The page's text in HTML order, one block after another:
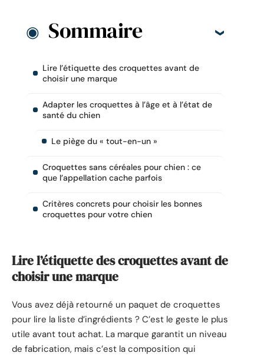
Sommaire
Lire l’étiquette des croquettes avant de
choisir une marque
Adapter les croquettes à l’âge et à l’état de
santé du chien
Le piège du « tout-en-un »
Croquettes sans céréales pour chien : ce
que l’appellation cache parfois
Critères concrets pour choisir les bonnes
croquettes pour votre chien
Lire l’étiquette des croquettes avant de
choisir une marque
Vous avez déjà retourné un paquet de croquettes
pour lire la liste d’ingrédients ? C’est le geste le plus
utile avant tout achat. La marque garantit un niveau
de fabrication, mais c’est la composition qui